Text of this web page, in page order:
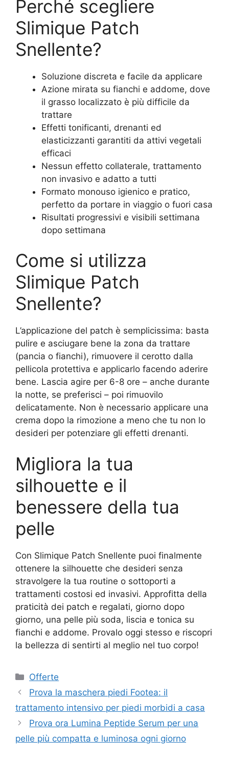
Perché scegliere
Slimique Patch
Snellente?
Soluzione discreta e facile da applicare
Azione mirata su fianchi e addome, dove
il grasso localizzato è più difficile da
trattare
Effetti tonificanti, drenanti ed
elasticizzanti garantiti da attivi vegetali
efficaci
Nessun effetto collaterale, trattamento
non invasivo e adatto a tutti
Formato monouso igienico e pratico,
perfetto da portare in viaggio o fuori casa
Risultati progressivi e visibili settimana
dopo settimana
Come si utilizza
Slimique Patch
Snellente?
L’applicazione del patch è semplicissima: basta
pulire e asciugare bene la zona da trattare
(pancia o fianchi), rimuovere il cerotto dalla
pellicola protettiva e applicarlo facendo aderire
bene. Lascia agire per 6-8 ore – anche durante
la notte, se preferisci – poi rimuovilo
delicatamente. Non è necessario applicare una
crema dopo la rimozione a meno che tu non lo
desideri per potenziare gli effetti drenanti.
Migliora la tua
silhouette e il
benessere della tua
pelle
Con Slimique Patch Snellente puoi finalmente
ottenere la silhouette che desideri senza
stravolgere la tua routine o sottoporti a
trattamenti costosi ed invasivi. Approfitta della
praticità dei patch e regalati, giorno dopo
giorno, una pelle più soda, liscia e tonica su
fianchi e addome. Provalo oggi stesso e riscopri
la bellezza di sentirti al meglio nel tuo corpo!
Categorie
Offerte
Prova la maschera piedi Footea: il
trattamento intensivo per piedi morbidi a casa
Prova ora Lumina Peptide Serum per una
pelle più compatta e luminosa ogni giorno